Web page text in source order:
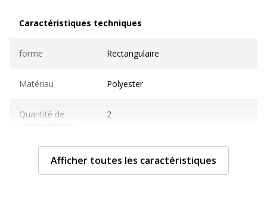
Caractéristiques techniques
forme Rectangulaire
Matériau Polyester
Quantité de
compartiments
2
fermeture
2 x poches zippées, Fermeture
éclair, Poche zippée 2x
Afficher toutes les caractéristiques